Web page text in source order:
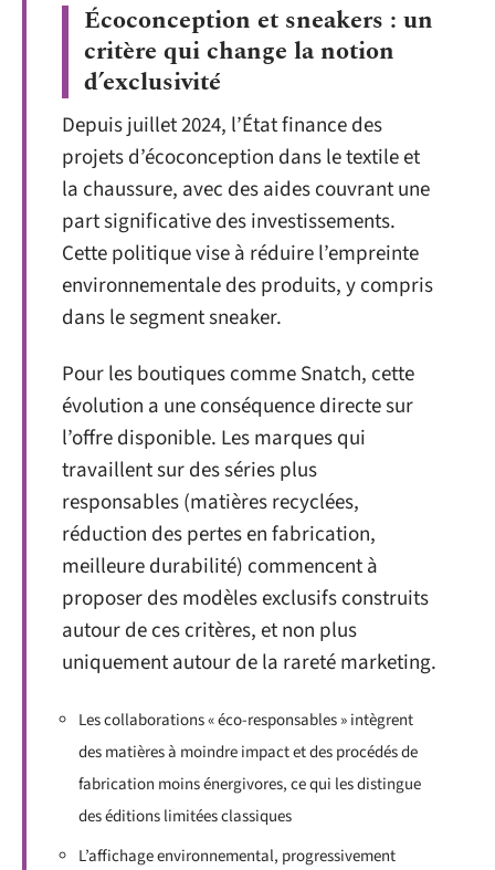
Écoconception et sneakers : un
critère qui change la notion
d’exclusivité
Depuis juillet 2024, l’État finance des
projets d’écoconception dans le textile et
la chaussure, avec des aides couvrant une
part significative des investissements.
Cette politique vise à réduire l’empreinte
environnementale des produits, y compris
dans le segment sneaker.
Pour les boutiques comme Snatch, cette
évolution a une conséquence directe sur
l’offre disponible. Les marques qui
travaillent sur des séries plus
responsables (matières recyclées,
réduction des pertes en fabrication,
meilleure durabilité) commencent à
proposer des modèles exclusifs construits
autour de ces critères, et non plus
uniquement autour de la rareté marketing.
Les collaborations « éco-responsables » intègrent
des matières à moindre impact et des procédés de
fabrication moins énergivores, ce qui les distingue
des éditions limitées classiques
L’affichage environnemental, progressivement